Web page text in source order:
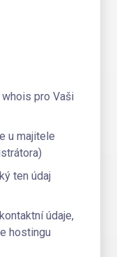
pro Vaši
u majitele
ten údaj
údaje,
hostingu